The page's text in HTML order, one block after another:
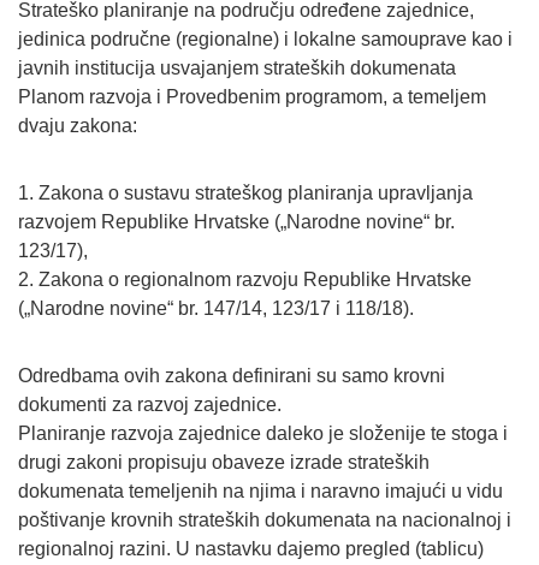
Strateško planiranje na području određene zajednice,
jedinica područne (regionalne) i lokalne samouprave kao i
javnih institucija usvajanjem strateških dokumenata
Planom razvoja i Provedbenim programom, a temeljem
dvaju zakona:
1. Zakona o sustavu strateškog planiranja upravljanja
razvojem Republike Hrvatske („Narodne novine“ br.
123/17),
2. Zakona o regionalnom razvoju Republike Hrvatske
(„Narodne novine“ br. 147/14, 123/17 i 118/18).
Odredbama ovih zakona definirani su samo krovni
dokumenti za razvoj zajednice.
Planiranje razvoja zajednice daleko je složenije te stoga i
drugi zakoni propisuju obaveze izrade strateških
dokumenata temeljenih na njima i naravno imajući u vidu
poštivanje krovnih strateških dokumenata na nacionalnoj i
regionalnoj razini. U nastavku dajemo pregled (tablicu)